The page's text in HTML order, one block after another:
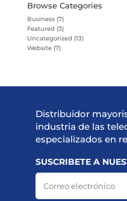
Browse Categories
Business(7)
Featured (3)
Uncategorized (13)
Website(7)
Distribuidor
industria de las
especializados en
SUSCRIBETE A